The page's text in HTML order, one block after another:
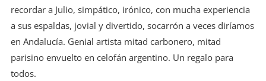
recordar a Julio, simpático, irónico, con mucha experiencia
a sus espaldas, jovial y divertido, socarrón a veces diríamos
en Andalucía. Genial artista mitad carbonero, mitad
parisino envuelto en celofán argentino. Un regalo para
todos.